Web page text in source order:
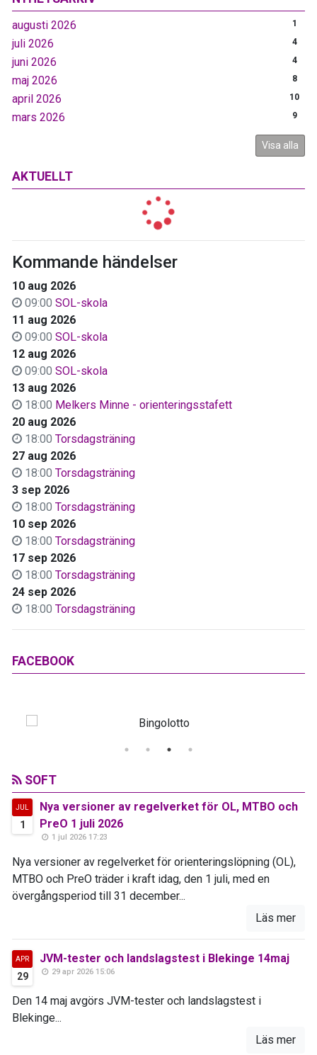
augusti 2026 1
juli 2026 4
juni 2026 4
maj 2026 8
april 2026 10
mars 2026 9
Visa alla
AKTUELLT
Kommande händelser
10 aug 2026
09:00 SOL-skola
11 aug 2026
09:00 SOL-skola
12 aug 2026
09:00 SOL-skola
13 aug 2026
18:00 Melkers Minne - orienteringsstafett
20 aug 2026
18:00 Torsdagsträning
27 aug 2026
18:00 Torsdagsträning
3 sep 2026
18:00 Torsdagsträning
10 sep 2026
18:00 Torsdagsträning
17 sep 2026
18:00 Torsdagsträning
24 sep 2026
18:00 Torsdagsträning
FACEBOOK
SOFT
JUL
1
Nya versioner av regelverket för OL, MTBO och
PreO 1 juli 2026
1 jul 2026 17:23
Nya versioner av regelverket för orienteringslöpning (OL),
MTBO och PreO träder i kraft idag, den 1 juli, med en
övergångsperiod till 31 december...
Läs mer
APR
29
JVM-tester och landslagstest i Blekinge 14maj
29 apr 2026 15:06
Den 14 maj avgörs JVM-tester och landslagstest i
Blekinge...
Läs mer